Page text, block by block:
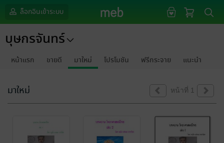
ล็อกอินเข้าระบบ
บุษกรจันทร์
หน้าแรก ขายดี มาใหม่ โปรโมชัน ฟรีกระจาย แนะนำ
มาใหม่ หน้าที่ 1